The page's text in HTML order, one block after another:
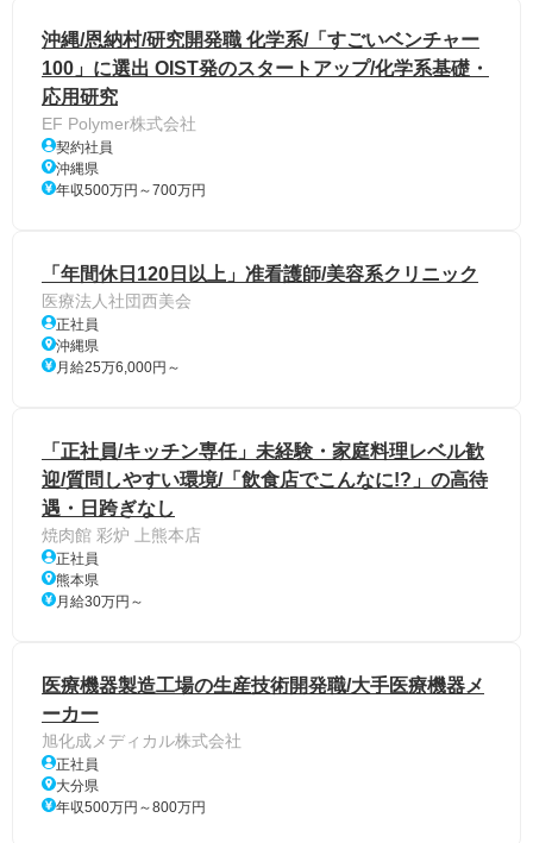
沖縄/恩納村/研究開発職 化学系/「すごいベンチャー
100」に選出 OIST発のスタートアップ/化学系基礎・
応用研究
EF Polymer株式会社
契約社員
沖縄県
年収500万円～700万円
「年間休日120日以上」准看護師/美容系クリニック
医療法人社団西美会
正社員
沖縄県
月給25万6,000円～
「正社員/キッチン専任」未経験・家庭料理レベル歓
迎/質問しやすい環境/「飲食店でこんなに!?」の高待
遇・日跨ぎなし
焼肉館 彩炉 上熊本店
正社員
熊本県
月給30万円～
医療機器製造工場の生産技術開発職/大手医療機器メ
ーカー
旭化成メディカル株式会社
正社員
大分県
年収500万円～800万円